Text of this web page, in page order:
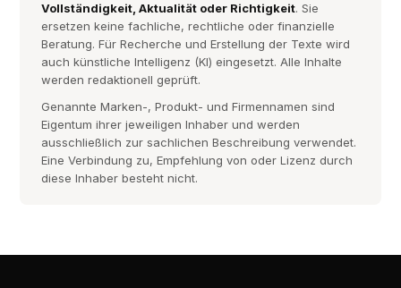
Vollständigkeit, Aktualität oder Richtigkeit. Sie
ersetzen keine fachliche, rechtliche oder finanzielle
Beratung. Für Recherche und Erstellung der Texte wird
auch künstliche Intelligenz (KI) eingesetzt. Alle Inhalte
werden redaktionell geprüft.
Genannte Marken-, Produkt- und Firmennamen sind
Eigentum ihrer jeweiligen Inhaber und werden
ausschließlich zur sachlichen Beschreibung verwendet.
Eine Verbindung zu, Empfehlung von oder Lizenz durch
diese Inhaber besteht nicht.